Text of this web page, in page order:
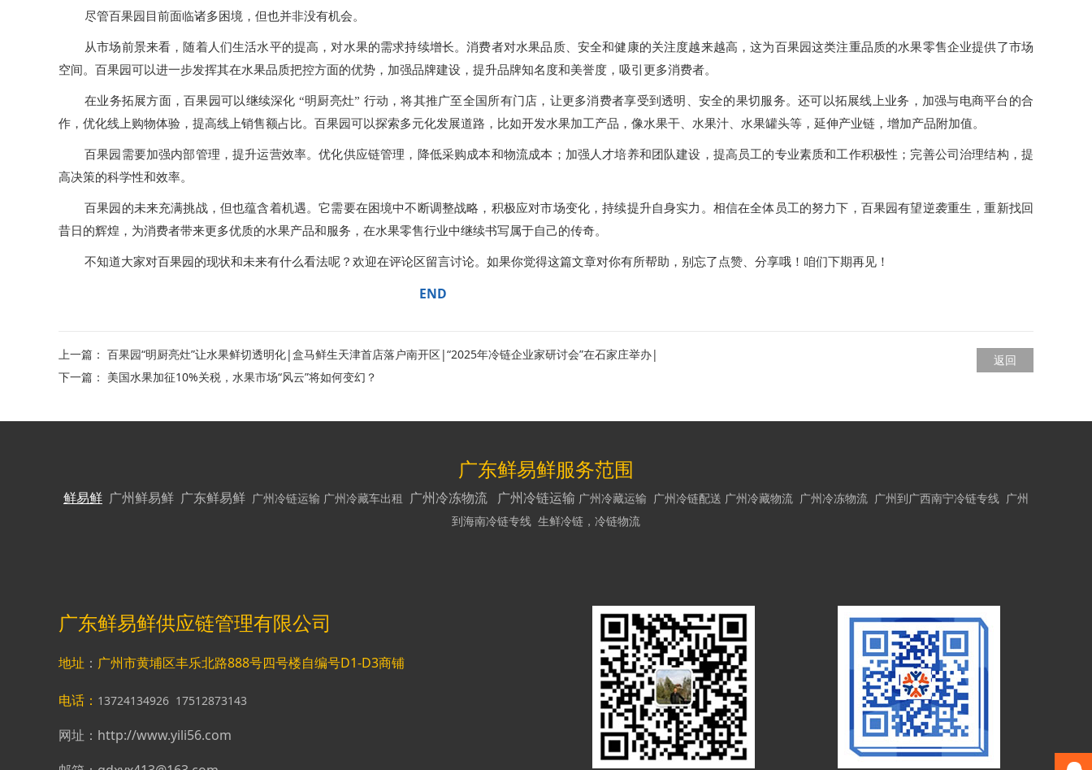
尽管百果园目前面临诸多困境，但也并非没有机会。
从市场前景来看，随着人们生活水平的提高，对水果的需求持续增长。消费者对水果品质、安全和健康的关注度越来越高，这为百果园这类注重品质的水果零售企业提供了市场
空间。百果园可以进一步发挥其在水果品质把控方面的优势，加强品牌建设，提升品牌知名度和美誉度，吸引更多消费者。
在业务拓展方面，百果园可以继续深化 “明厨亮灶” 行动，将其推广至全国所有门店，让更多消费者享受到透明、安全的果切服务。还可以拓展线上业务，加强与电商平台的合
作，优化线上购物体验，提高线上销售额占比。百果园可以探索多元化发展道路，比如开发水果加工产品，像水果干、水果汁、水果罐头等，延伸产业链，增加产品附加值。
百果园需要加强内部管理，提升运营效率。优化供应链管理，降低采购成本和物流成本；加强人才培养和团队建设，提高员工的专业素质和工作积极性；完善公司治理结构，提
高决策的科学性和效率。
百果园的未来充满挑战，但也蕴含着机遇。它需要在困境中不断调整战略，积极应对市场变化，持续提升自身实力。相信在全体员工的努力下，百果园有望逆袭重生，重新找回
昔日的辉煌，为消费者带来更多优质的水果产品和服务，在水果零售行业中继续书写属于自己的传奇。
不知道大家对百果园的现状和未来有什么看法呢？欢迎在评论区留言讨论。如果你觉得这篇文章对你有所帮助，别忘了点赞、分享哦！咱们下期再见！
END
上一篇： 百果园“明厨亮灶”让水果鲜切透明化|盒马鲜生天津首店落户南开区|“2025年冷链企业家研讨会”在石家庄举办|
下一篇： 美国水果加征10%关税，水果市场“风云”将如何变幻？
返回
广东鲜易鲜服务范围
鲜易鲜 广州鲜易鲜 广东鲜易鲜 广州冷链运输 广州冷藏车出租 广州冷冻物流 广州冷链运输 广州冷藏运输 广州冷链配送 广州冷藏物流 广州冷冻物流 广州到广西南宁冷链专线 广州
到海南冷链专线 生鲜冷链 ， 冷链物流
广东鲜易鲜供应链管理有限公司
地址 ： 广州市黄埔区丰乐北路888号四号楼自编号D1-D3商铺
电话： 13724134926 17512873143
网址：http://www.yili56.com